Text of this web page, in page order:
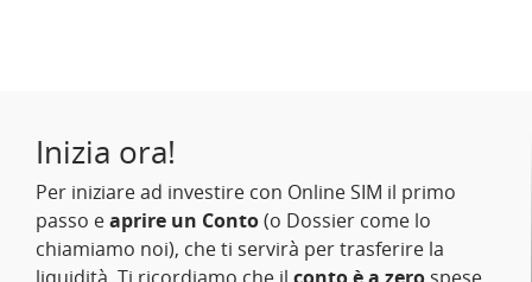
Inizia ora!
Per iniziare ad investire con Online SIM il primo
passo eaprire un Conto(o Dossier come lo
chiamiamo noi), che ti servirà per trasferire la